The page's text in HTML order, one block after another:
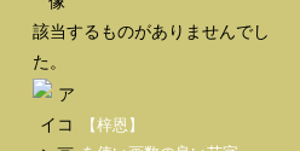
該当するものがありませんでし
た。
【梓恩】